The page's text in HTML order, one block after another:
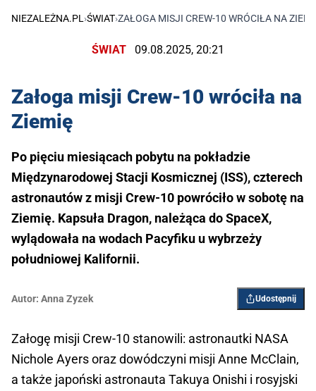
NIEZALEŻNA.PL ›ŚWIAT›ZAŁOGA MISJI CREW-10 WRÓCIŁA NA
ŚWIAT 09.08.2025, 20:21
Załoga misji Crew-10 wróciła na
Ziemię
Po pięciu miesiącach pobytu na pokładzie
Międzynarodowej Stacji Kosmicznej (ISS), czterech
astronautów z misji Crew-10 powróciło w sobotę na
Ziemię. Kapsuła Dragon, należąca do SpaceX,
wylądowała na wodach Pacyfiku u wybrzeży
południowej Kalifornii.
Autor: Anna Zyzek Udostępnij
Załogę misji Crew-10 stanowili: astronautki NASA
Nichole Ayers oraz dowódczyni misji Anne McClain,
a także japoński astronauta Takuya Onishi i rosyjski